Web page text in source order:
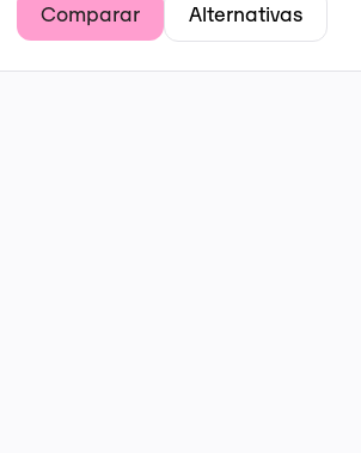
Comparar Alternativas